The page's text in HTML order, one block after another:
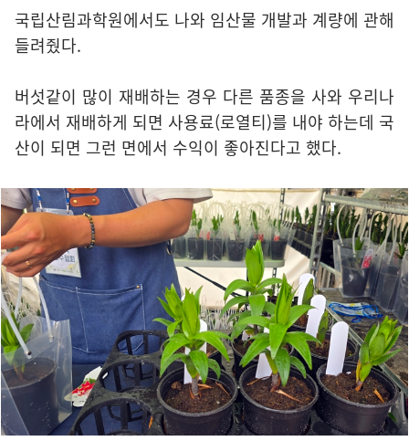
국립산림과학원에서도 나와 임산물 개발과 계량에 관해
들려줬다.
버섯같이 많이 재배하는 경우 다른 품종을 사와 우리나
라에서 재배하게 되면 사용료(로열티)를 내야 하는데 국
산이 되면 그런 면에서 수익이 좋아진다고 했다.